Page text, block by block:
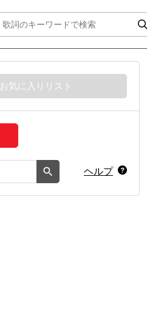
お気に入りリスト
ヘルプ